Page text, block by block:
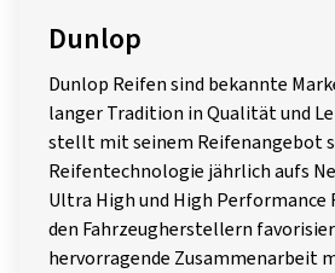
Dunlop
Dunlop Reifen sind bekannte
langer Tradition in Qualität und
stellt mit seinem Reifenangebot
Reifentechnologie jährlich aufs
Ultra High und High Performance
den Fahrzeugherstellern
hervorragende Zusammenarbeit